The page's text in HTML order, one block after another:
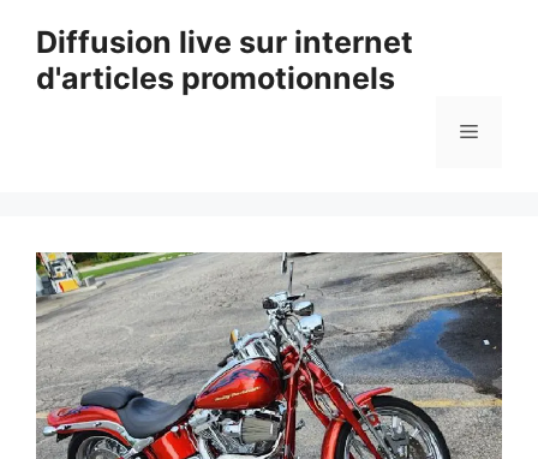
contenu
Diffusion live sur internet
d'articles promotionnels
Menu